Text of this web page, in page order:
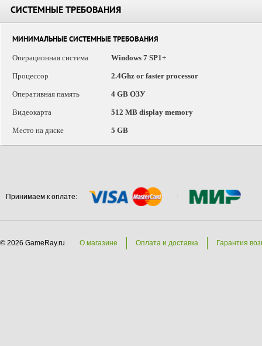
СИСТЕМНЫЕ ТРЕБОВАНИЯ
МИНИМАЛЬНЫЕ СИСТЕМНЫЕ ТРЕБОВАНИЯ
Операционная система
Windows 7 SP1+
Процессор 2.4Ghz or faster processor
Оперативная память 4 GB ОЗУ
Видеокарта 512 MB display memory
Место на диске 5 GB
Принимаем к оплате:
© 2026 GameRay.ru О магазине Оплата и доставка Гарантия